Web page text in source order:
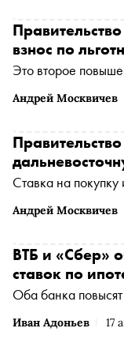
Андрей Москвичев
взнос по
Это второе
Андрей Москвичев
Ставка на покупку
Иван Адоньев 17
ВТБ и «Сбер»
ставок по
Оба банка